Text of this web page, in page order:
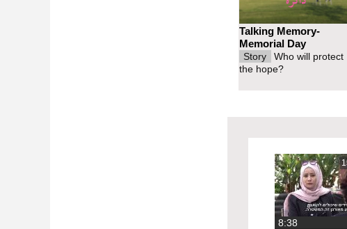
Talking Memory-
Memorial Day
Story
Who will protect
the hope?